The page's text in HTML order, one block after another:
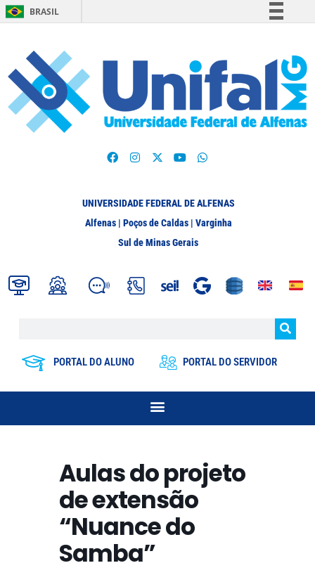
BRASIL
Participe
Acesso à informação
Legislação
UNIVERSIDADE FEDERAL DE ALFENAS
Alfenas | Poços de Caldas | Varginha
Sul de Minas Gerais
PORTAL DO ALUNO PORTAL DO SERVIDOR
Aulas do projeto
de extensão
“Nuance do
Samba”